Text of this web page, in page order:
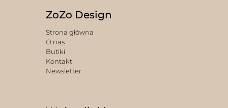
ZoZo Design
Strona główna
O nas
Butiki
Kontakt
Newsletter